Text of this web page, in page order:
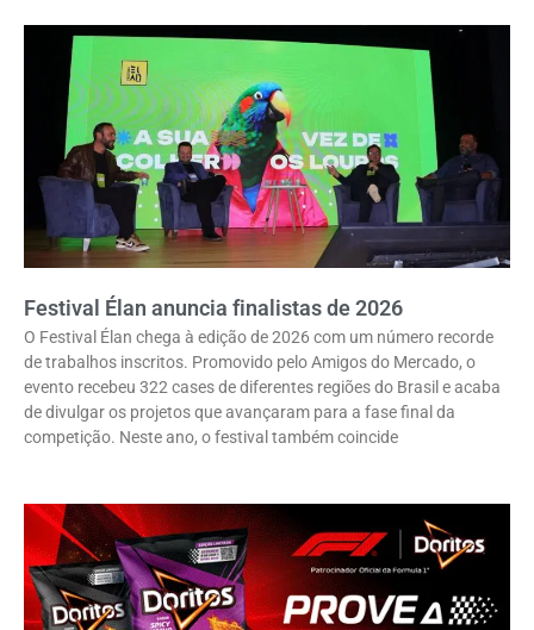
Festival Élan anuncia finalistas de 2026
O Festival Élan chega à edição de 2026 com um número recorde
de trabalhos inscritos. Promovido pelo Amigos do Mercado, o
evento recebeu 322 cases de diferentes regiões do Brasil e acaba
de divulgar os projetos que avançaram para a fase final da
competição. Neste ano, o festival também coincide